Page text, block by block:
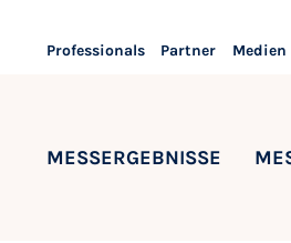
Professionals Partner Medien
MESSERGEBNISSE